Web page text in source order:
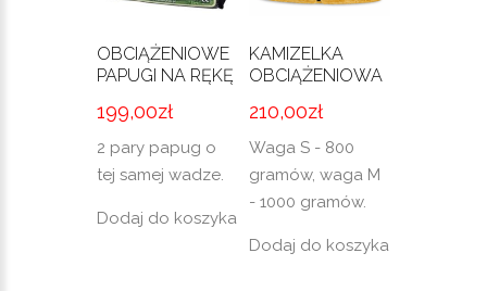
OBCIĄŻENIOWE
PAPUGI NA RĘKĘ
199,00zł
2 pary papug o
tej samej wadze.
Dodaj do koszyka
KAMIZELKA
OBCIĄŻENIOWA
210,00zł
Waga S - 800
gramów, waga M
- 1000 gramów.
Dodaj do koszyka